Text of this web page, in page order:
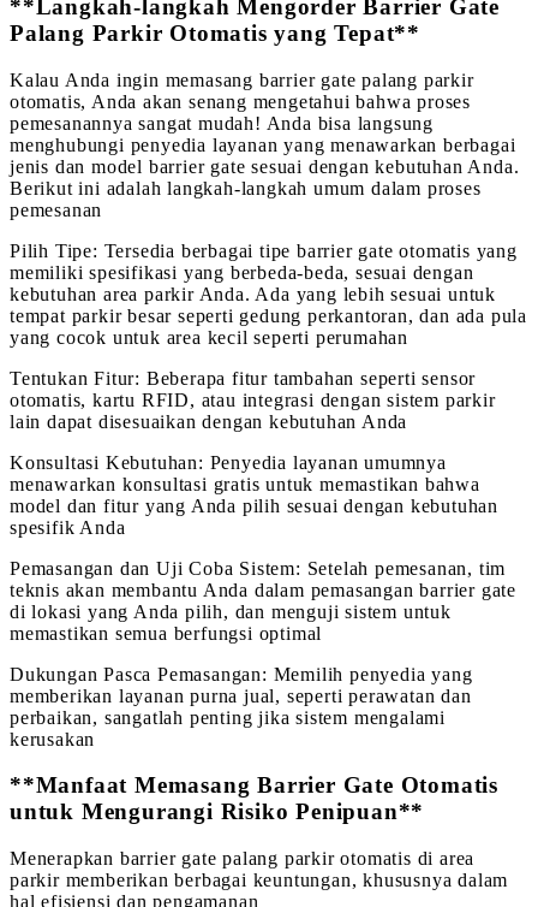
**Langkah-langkah Mengorder Barrier Gate
Palang Parkir Otomatis yang Tepat**
Kalau Anda ingin memasang barrier gate palang parkir
otomatis, Anda akan senang mengetahui bahwa proses
pemesanannya sangat mudah! Anda bisa langsung
menghubungi penyedia layanan yang menawarkan berbagai
jenis dan model barrier gate sesuai dengan kebutuhan Anda.
Berikut ini adalah langkah-langkah umum dalam proses
pemesanan
Pilih Tipe: Tersedia berbagai tipe barrier gate otomatis yang
memiliki spesifikasi yang berbeda-beda, sesuai dengan
kebutuhan area parkir Anda. Ada yang lebih sesuai untuk
tempat parkir besar seperti gedung perkantoran, dan ada pula
yang cocok untuk area kecil seperti perumahan
Tentukan Fitur: Beberapa fitur tambahan seperti sensor
otomatis, kartu RFID, atau integrasi dengan sistem parkir
lain dapat disesuaikan dengan kebutuhan Anda
Konsultasi Kebutuhan: Penyedia layanan umumnya
menawarkan konsultasi gratis untuk memastikan bahwa
model dan fitur yang Anda pilih sesuai dengan kebutuhan
spesifik Anda
Pemasangan dan Uji Coba Sistem: Setelah pemesanan, tim
teknis akan membantu Anda dalam pemasangan barrier gate
di lokasi yang Anda pilih, dan menguji sistem untuk
memastikan semua berfungsi optimal
Dukungan Pasca Pemasangan: Memilih penyedia yang
memberikan layanan purna jual, seperti perawatan dan
perbaikan, sangatlah penting jika sistem mengalami
kerusakan
**Manfaat Memasang Barrier Gate Otomatis
untuk Mengurangi Risiko Penipuan**
Menerapkan barrier gate palang parkir otomatis di area
parkir memberikan berbagai keuntungan, khususnya dalam
hal efisiensi dan pengamanan